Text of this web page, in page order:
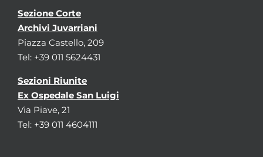
Sezione Corte
Archivi Juvarriani
Piazza Castello, 209
Tel: +39 011 5624431
Sezioni Riunite
Ex Ospedale San Luigi
Via Piave, 21
Tel: +39 011 4604111